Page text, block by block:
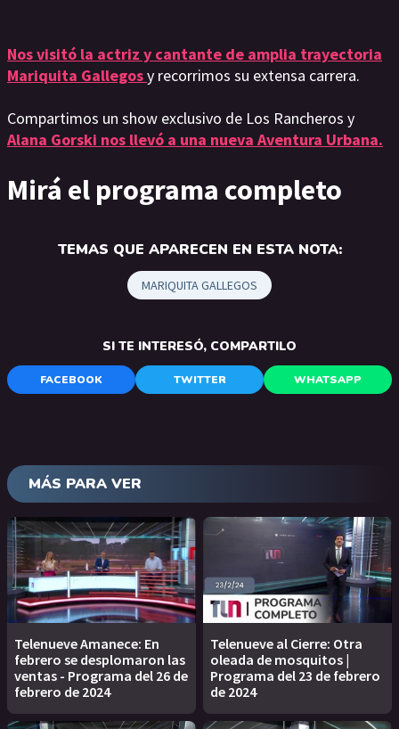
Nos visitó la actriz y cantante de amplia trayectoria
Mariquita Gallegosy recorrimos su extensa carrera.
Compartimos un show exclusivo de Los Rancheros y
Alana Gorski nos llevó a una nueva Aventura Urbana.
Mirá el programa completo
TEMAS QUE APARECEN EN ESTA NOTA:
MARIQUITA GALLEGOS
SI TE INTERESÓ, COMPARTILO
FACEBOOK TWITTER WHATSAPP
MÁS PARA VER
Telenueve Amanece: En
febrero se desplomaron las
ventas - Programa del 26 de
febrero de 2024
Telenueve al Cierre: Otra
oleada de mosquitos |
Programa del 23 de febrero
de 2024